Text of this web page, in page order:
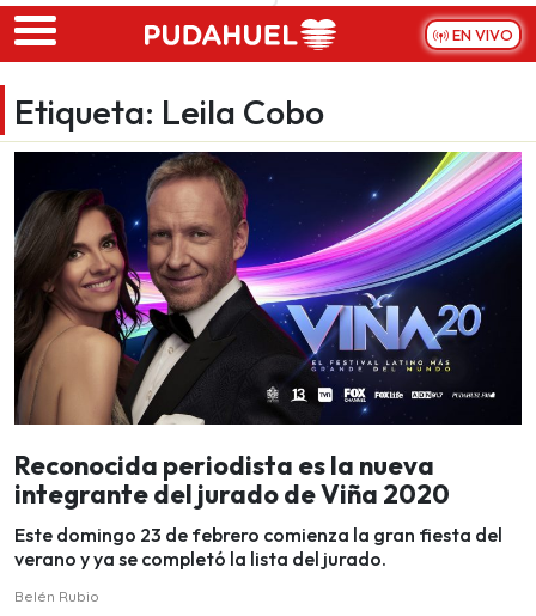
Skip to main content
EN VIVO
Etiqueta: Leila Cobo
Reconocida periodista es la nueva
integrante del jurado de Viña 2020
Este domingo 23 de febrero comienza la gran fiesta del
verano y ya se completó la lista del jurado.
Belén Rubio